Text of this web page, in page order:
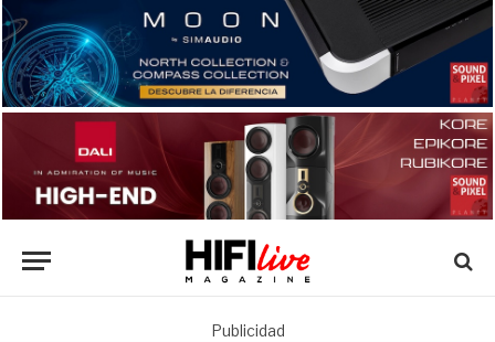
Publicidad